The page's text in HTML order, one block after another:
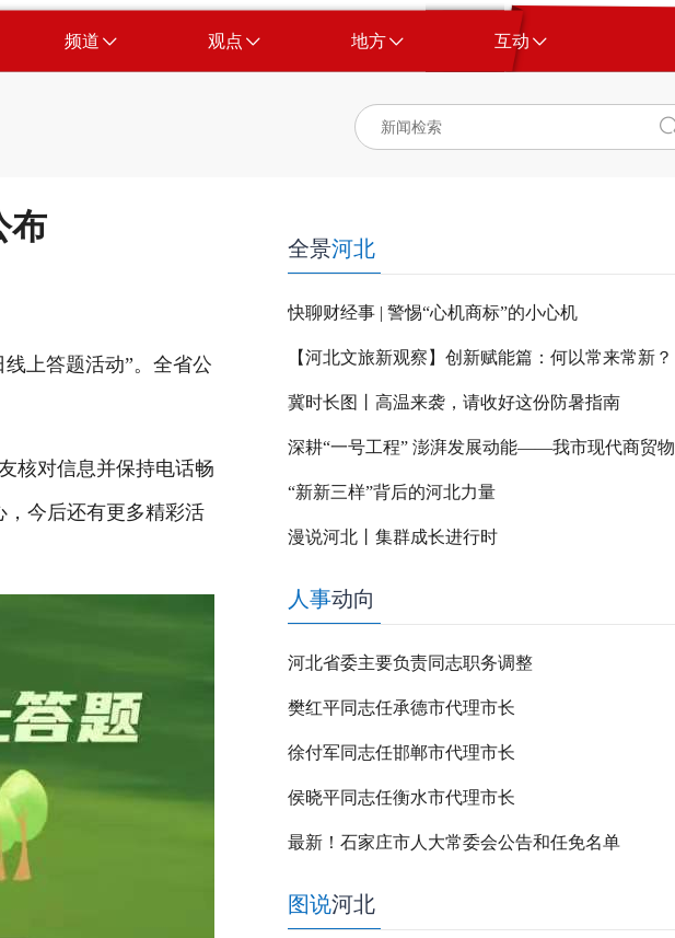
频道 观点 地方 互动
布
上答题活动”。全省公
核对信息并保持电话畅
今后还有更多精彩活
全景河北
快聊财经事 | 警惕“心机商标”的小心机
【河北文旅新观察】创新赋能篇：何以常来常新？
冀时长图丨高温来袭，请收好这份防暑指南
“新新三样”背后的河北力量
漫说河北丨集群成长进行时
人事动向
河北省委主要负责同志职务调整
樊红平同志任承德市代理市长
徐付军同志任邯郸市代理市长
侯晓平同志任衡水市代理市长
最新！石家庄市人大常委会公告和任免名单
图说河北